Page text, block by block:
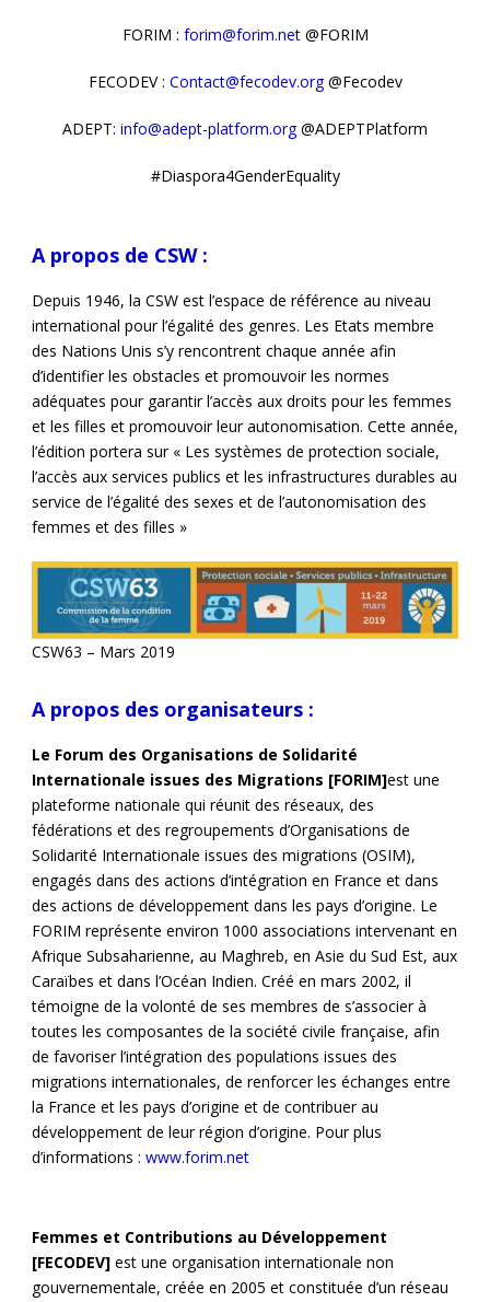
FORIM : forim@forim.net@FORIM
FECODEV : Contact@fecodev.org@Fecodev
ADEPT: info@adept-platform.org@ADEPTPlatform
#Diaspora4GenderEquality
A propos de CSW :
Depuis 1946, la CSW est l’espace de référence au niveau
international pour l’égalité des genres. Les Etats membre
des Nations Unis s’y rencontrent chaque année afin
d’identifier les obstacles et promouvoir les normes
adéquates pour garantir l’accès aux droits pour les femmes
et les filles et promouvoir leur autonomisation. Cette année,
l’édition portera sur « Les systèmes de protection sociale,
l’accès aux services publics et les infrastructures durables au
service de l’égalité des sexes et de l’autonomisation des
femmes et des filles »
CSW63 – Mars 2019
A propos des organisateurs :
Le Forum des Organisations de Solidarité
Internationale issues des Migrations [FORIM]est une
plateforme nationale qui réunit des réseaux, des
fédérations et des regroupements d’Organisations de
Solidarité Internationale issues des migrations (OSIM),
engagés dans des actions d’intégration en France et dans
des actions de développement dans les pays d’origine. Le
FORIM représente environ 1000 associations intervenant en
Afrique Subsaharienne, au Maghreb, en Asie du Sud Est, aux
Caraïbes et dans l’Océan Indien. Créé en mars 2002, il
témoigne de la volonté de ses membres de s’associer à
toutes les composantes de la société civile française, afin
de favoriser l’intégration des populations issues des
migrations internationales, de renforcer les échanges entre
la France et les pays d’origine et de contribuer au
développement de leur région d’origine. Pour plus
d’informations : www.forim.net
Femmes et Contributions au Développement
[FECODEV] est une organisation internationale non
gouvernementale, créée en 2005 et constituée d’un réseau